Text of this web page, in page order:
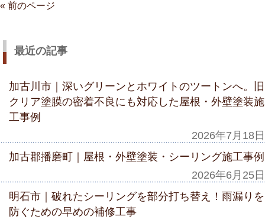
« 前のページ
最近の記事
加古川市｜深いグリーンとホワイトのツートンへ。旧
クリア塗膜の密着不良にも対応した屋根・外壁塗装施
工事例
2026年7月18日
加古郡播磨町｜屋根・外壁塗装・シーリング施工事例
2026年6月25日
明石市｜破れたシーリングを部分打ち替え！雨漏りを
防ぐための早めの補修工事